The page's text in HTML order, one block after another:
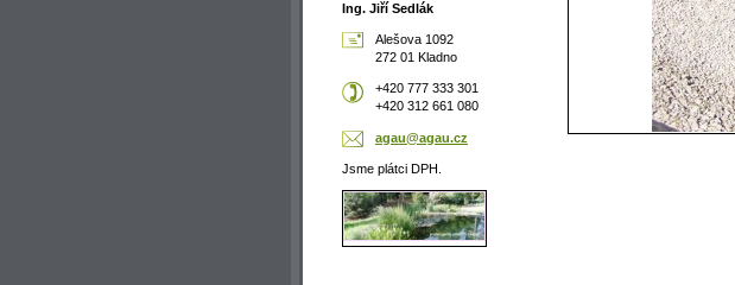
Ing. Jiří Sedlák
Alešova 1092
272 01 Kladno
+420 777 333 301
+420 312 661 080
agau@agau.cz
Jsme plátci DPH.